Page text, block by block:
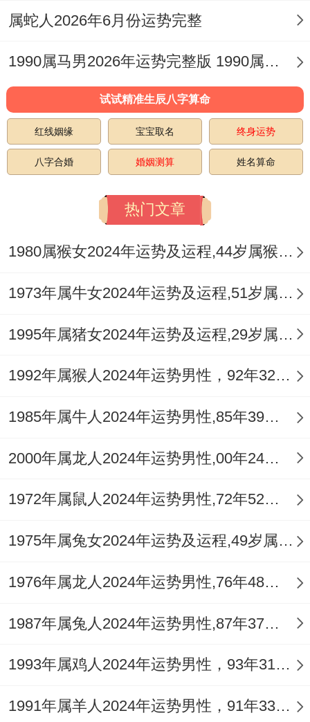
对于已有伴侣的属鼠女。2026年是感情的重
发争吵、误解甚至分离危机，双方可能因生
活规划、经济问题或家庭事务产生较大分
歧。
外部压力也可能作用感情。比如双方家庭的
意见，或工作异地带来的困扰，小事容易放
大，情绪管理尤为重要，避免在气头上说出
伤人的话，多做有效沟通，而非互相指责。
若感情基础牢固，共同度过这一年的风波，
反而可以让关系更加紧密，但若本就存在裂
议与伴侣共同参与部分舒缓压力的活动，或
考虑短暂旅行，以「动」应「冲」，转换环
放祥安阁联吉锦袋，帮助稳定气场，化解冲
煞，为感情增添平与能量。
夫妻间可能因子女教育、财务分配或家务琐
回家中作用家庭氛围。
需特别注意与伴侣家人的关系处理。容易产
生误会或隔阂，保持尊重与包容的心态，多
碎语对婚姻的干扰，信任是婚姻的基石，加
属蛇人2026年6月份运势完整
1990属马男2026年运势完整版 1990属马男2026年的运势及运程
试试精准生辰八字算命
红线姻缘 宝宝取名 终身运势
八字合婚 婚姻测算 姓名算命
热门文章
1980属猴女2024年运势及运程,44岁属猴人2024全年每月运势女性如何
1973年属牛女2024年运势及运程,51岁属牛人2024全年每月运势女性如何
1995年属猪女2024年运势及运程,29岁属猪人2024全年每月运势女性如何
1992年属猴人2024年运势男性，92年32岁属猴男2024年每月运程怎么样
1985年属牛人2024年运势男性,85年39岁属牛男2024年每月运程怎么样
2000年属龙人2024年运势男性,00年24岁属龙男2024年每月运程怎么样
1972年属鼠人2024年运势男性,72年52岁属鼠男2024年每月运程怎么样
1975年属兔女2024年运势及运程,49岁属兔人2024全年每月运势女性如何
1976年属龙人2024年运势男性,76年48岁属龙男2024年每月运程怎么样
1987年属兔人2024年运势男性,87年37岁属兔男2024年每月运程怎么样
1993年属鸡人2024年运势男性，93年31岁属鸡男2024年每月运程怎么样
1991年属羊人2024年运势男性，91年33岁属羊男2024年每月运程怎么样